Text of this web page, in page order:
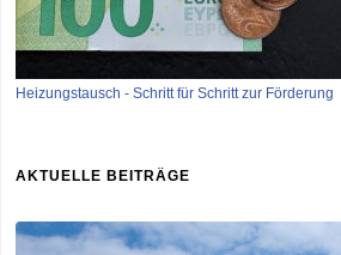
Heizungstausch - Schritt für Schritt zur Förderung
AKTUELLE BEITRÄGE